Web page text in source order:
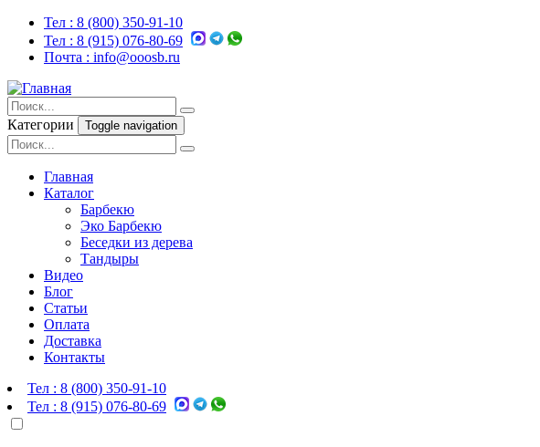
Тел : 8 (800) 350-91-10
Тел : 8 (915) 076-80-69
Почта : info@ooosb.ru
Категории Toggle navigation
Главная
Каталог
Барбекю
Эко Барбекю
Беседки из дерева
Тандыры
Видео
Блог
Статьи
Оплата
Доставка
Контакты
Тел : 8 (800) 350-91-10
Тел : 8 (915) 076-80-69